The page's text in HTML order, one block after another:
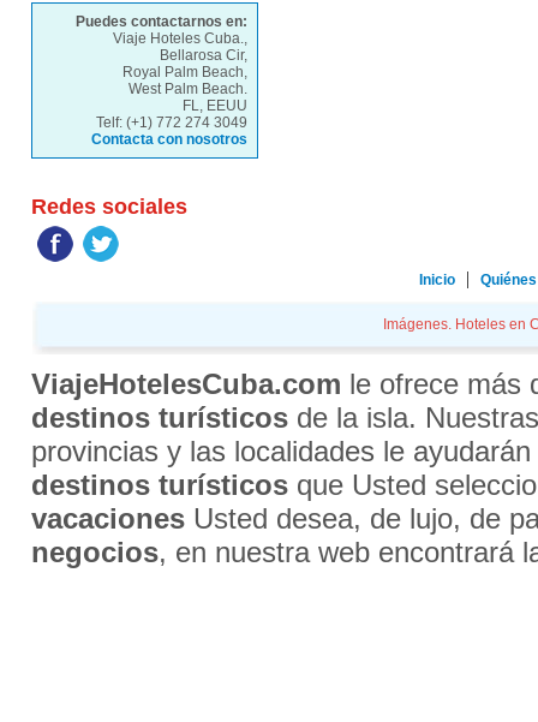
Puedes contactarnos en:
Viaje Hoteles Cuba.,
Bellarosa Cir,
Royal Palm Beach,
West Palm Beach.
FL, EEUU
Telf: (+1) 772 274 3049
Contacta con nosotros
Redes sociales
Inicio
Imágenes. Hoteles en
ViajeHotelesCuba.com le ofrece más
destinos turísticosde la isla.
provincias y las localidades le
destinos turísticosque Usted
vacacionesUsted desea, de lujo, de
negocios, en nuestra web encontrará